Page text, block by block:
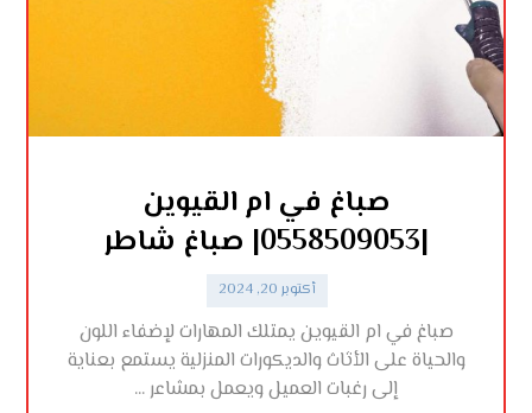
صباغ في ام القيوين
|0558509053| صباغ شاطر
أكتوبر 20, 2024
صباغ في ام القيوين يمتلك المهارات لإضفاء اللون
والحياة على الأثاث والديكورات المنزلية يستمع بعناية
إلى رغبات العميل ويعمل بمشاعر ...